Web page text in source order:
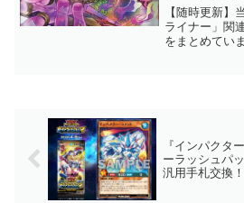
デモンズ」
リース！！
「救惺」、
【随時更新】
ライナー」関
をまとめてい
『インパクタ
ーラッシュパ
汎用手札交換